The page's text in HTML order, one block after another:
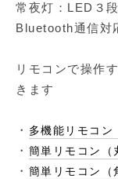
常夜灯：LED３
Bluetooth通信対
リモコンで操作
きます
・ 多機能リモコ
・ 簡単リモコン
・ 簡単リモコン